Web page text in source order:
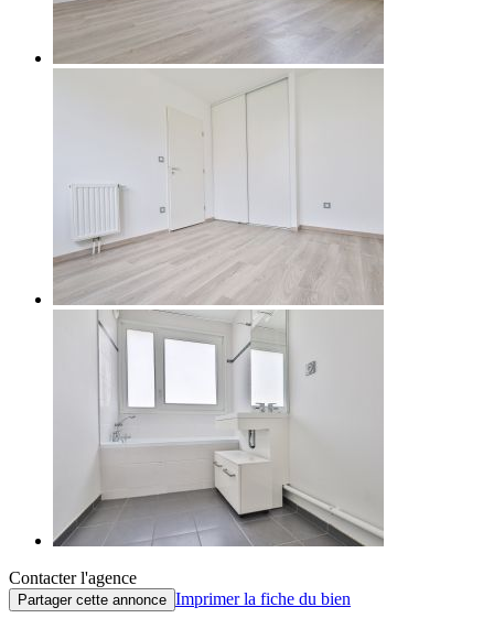
Contacter l'agence
Partager cette annonce Imprimer la fiche du bien